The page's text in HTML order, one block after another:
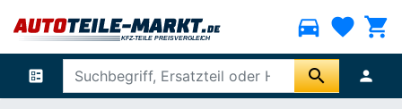
directions_car favorite shopping_cart
ballot search person